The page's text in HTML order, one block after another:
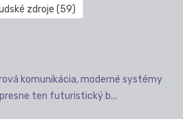
zdroje (59)
komunikácia, moderné systémy
ten futuristický b...